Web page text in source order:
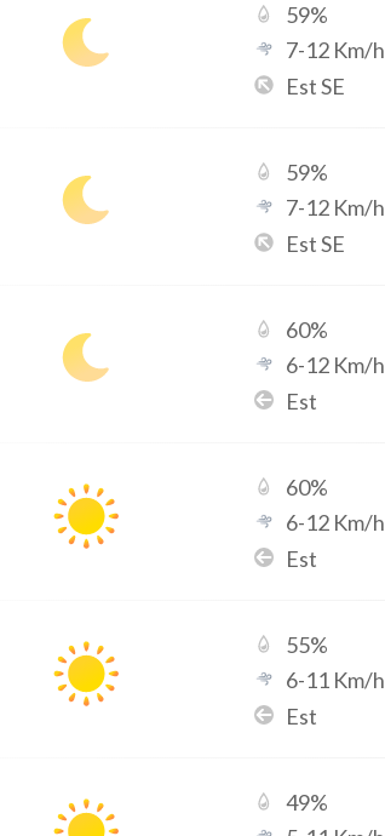
59%
7-12 Km/h
Est SE
59%
7-12 Km/h
Est SE
60%
6-12 Km/h
Est
60%
6-12 Km/h
Est
55%
6-11 Km/h
Est
49%